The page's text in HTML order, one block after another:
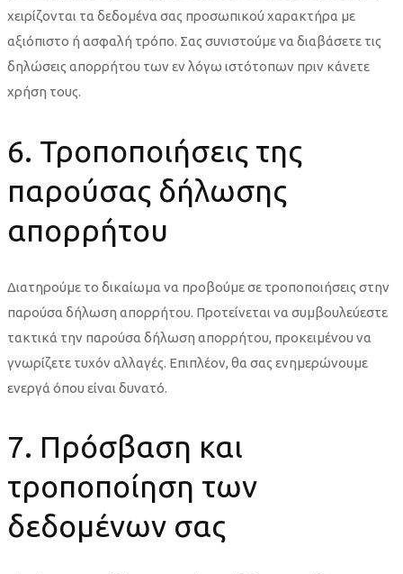
χειρίζονται τα δεδομένα σας προσωπικού χαρακτήρα με
αξιόπιστο ή ασφαλή τρόπο. Σας συνιστούμε να διαβάσετε τις
δηλώσεις απορρήτου των εν λόγω ιστότοπων πριν κάνετε
χρήση τους.
6. Τροποποιήσεις της
παρούσας δήλωσης
απορρήτου
Διατηρούμε το δικαίωμα να προβούμε σε τροποποιήσεις στην
παρούσα δήλωση απορρήτου. Προτείνεται να συμβουλεύεστε
τακτικά την παρούσα δήλωση απορρήτου, προκειμένου να
γνωρίζετε τυχόν αλλαγές. Επιπλέον, θα σας ενημερώνουμε
ενεργά όπου είναι δυνατό.
7. Πρόσβαση και
τροποποίηση των
δεδομένων σας